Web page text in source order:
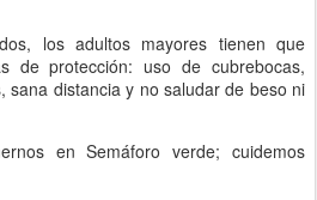
los adultos mayores tienen que
de protección: uso de cubrebocas,
sana distancia y no saludar de beso ni
en Semáforo verde; cuidemos